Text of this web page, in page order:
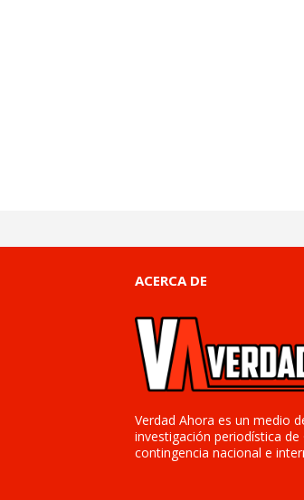
ACERCA DE
Verdad Ahora es un medio
investigación periodística
contingencia nacional e